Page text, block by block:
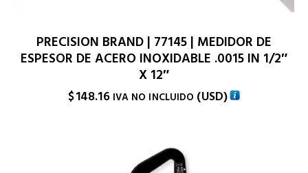
PRECISION BRAND | 77145 | MEDIDOR DE
ESPESOR DE ACERO INOXIDABLE .0015 IN 1/2″
X 12″
$148.16 IVA NO INCLUIDO (USD)